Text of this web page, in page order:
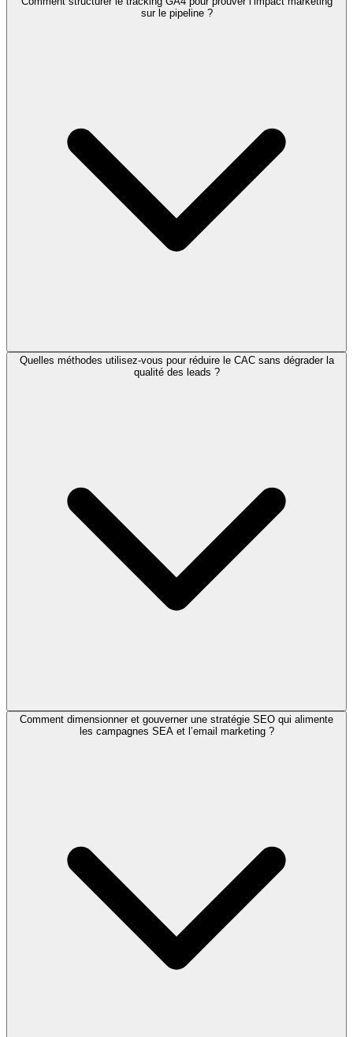
sur le pipeline ?
Quelles méthodes utilisez-vous pour réduire le CAC sans dégrader la
qualité des leads ?
Comment dimensionner et gouverner une stratégie SEO qui alimente
les campagnes SEA et l’email marketing ?